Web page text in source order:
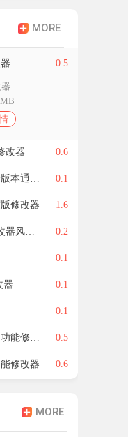
MORE
0.5
改器 0.6
使命召唤8现代战争3全版本通用修改器 0.1
修改器 1.6
侠盗猎车手5十九项修改器风灵月影版 0.2
0.1
器 0.1
0.1
植物大战僵尸95改版多功能修改器 0.5
修改器 0.6
MORE